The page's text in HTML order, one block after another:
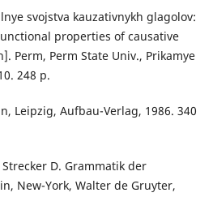
svojstva kauzativnykh glagolov:
properties of causative
Perm, Perm State Univ., Prikamye
248 р.
Leipzig, Aufbau-Verlag, 1986. 340
D. Grammatik der
New-York, Walter de Gruyter,